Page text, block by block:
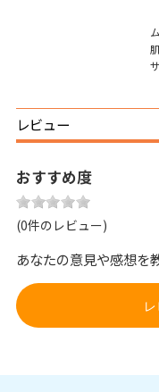
レビュー
おすすめ度
(0件のレビュー)
あなたの意見や感想を